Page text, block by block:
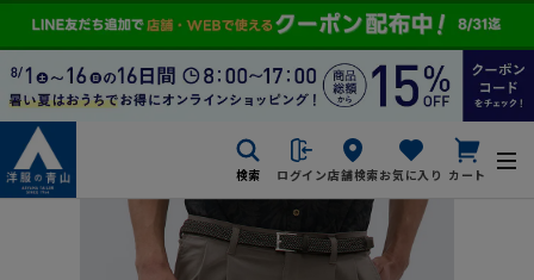
検索 ログイン店舗検索お気に入り カート